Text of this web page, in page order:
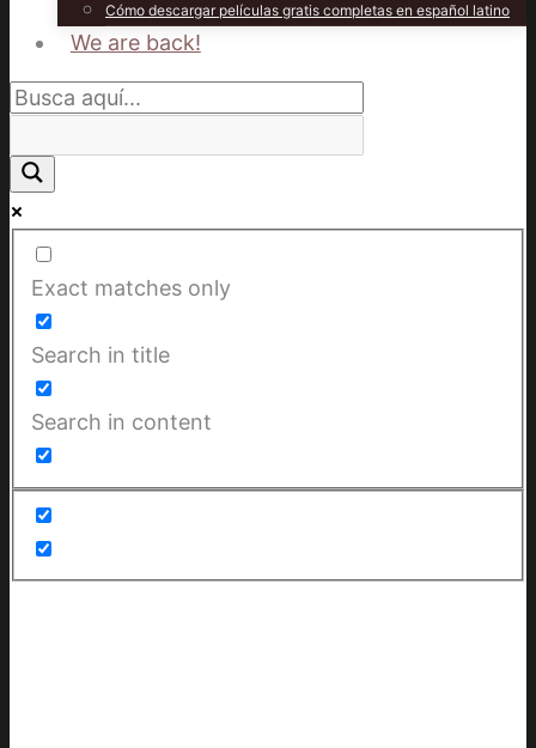
Cómo descargar películas gratis completas en español latino
We are back!
Exact matches only
Search in title
Search in content